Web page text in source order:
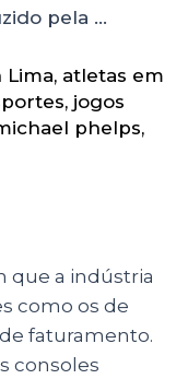
pela …
Lima, atletas em
, jogos
phelps,
que a indústria
como os de
faturamento.
consoles